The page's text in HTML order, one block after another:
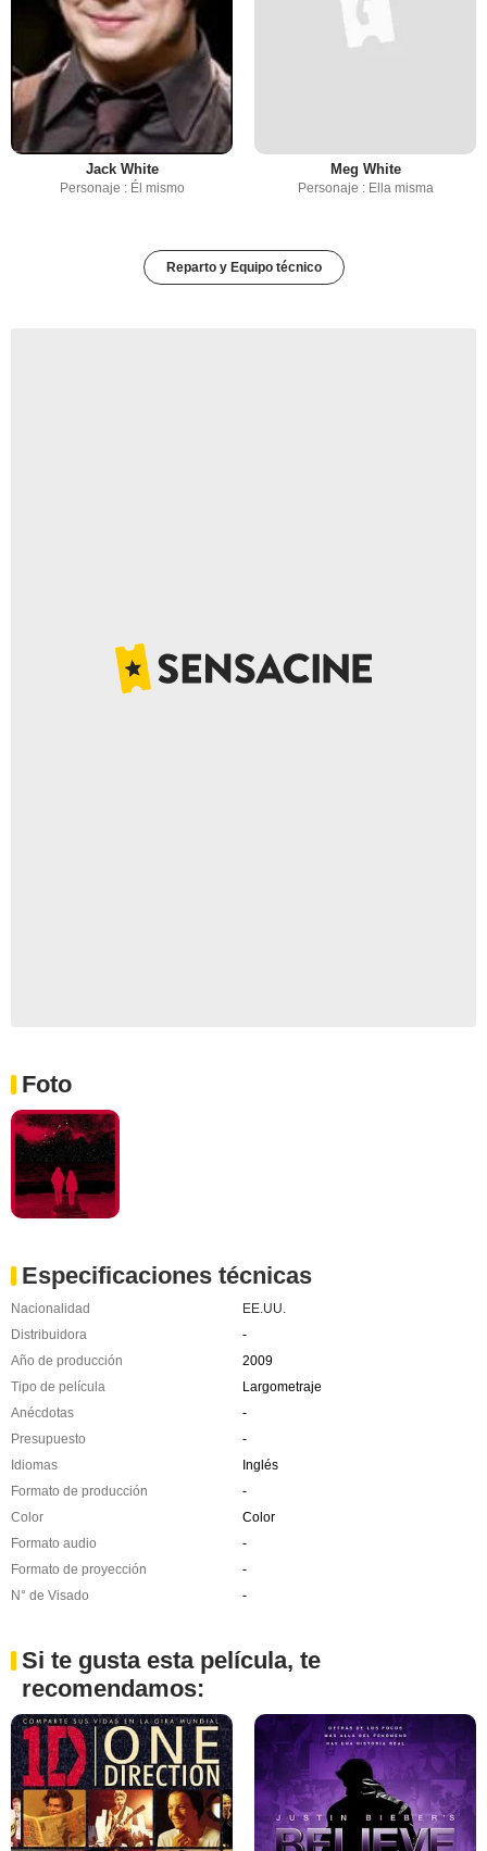
Jack White
Personaje : Él mismo
Meg White
Personaje : Ella misma
Reparto y Equipo técnico
Foto
Especificaciones técnicas
Nacionalidad
EE.UU.
Distribuidora
-
Año de producción
2009
Tipo de película
Largometraje
Anécdotas
-
Presupuesto
-
Idiomas
Inglés
Formato de producción
-
Color
Color
Formato audio
-
Formato de proyección
-
N° de Visado
-
Si te gusta esta película, te
recomendamos: